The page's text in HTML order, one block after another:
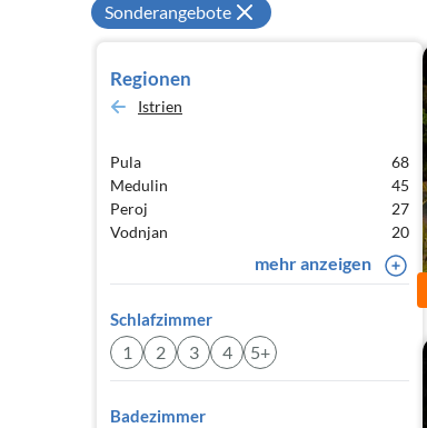
Sonderangebote
Regionen
Istrien
Pula
68
Medulin
45
Peroj
27
Vodnjan
20
mehr anzeigen
Schlafzimmer
1 2 3 4 5+
Badezimmer